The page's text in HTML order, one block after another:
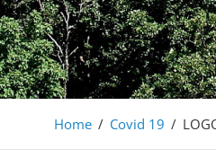
S'évader en famille entre
Alsace à
Home / Covid 19 /